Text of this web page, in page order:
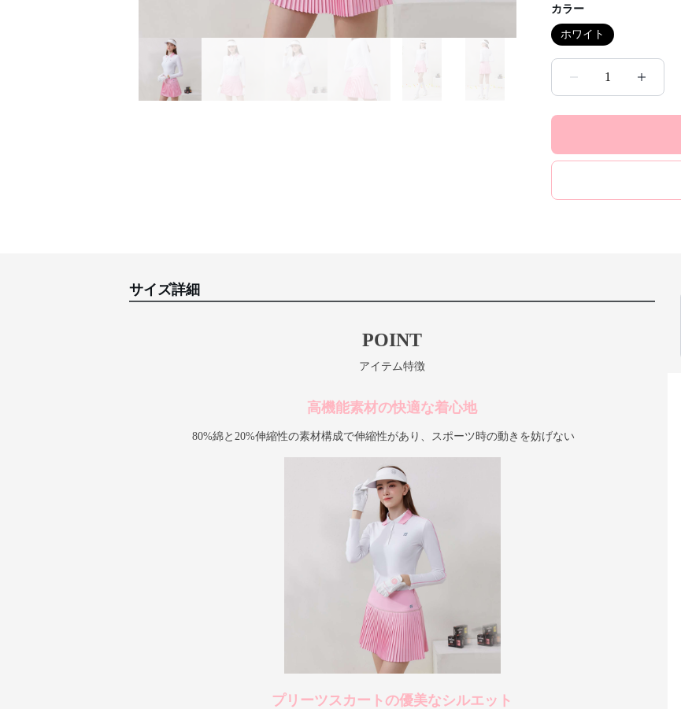
カラー
ホワイト
1
サイズ詳細
POINT
アイテム特徴
高機能素材の快適な着心地
80%綿と20%伸縮性の素材構成で伸縮性があり、スポーツ時の動きを妨げない
プリーツスカートの優美なシルエット